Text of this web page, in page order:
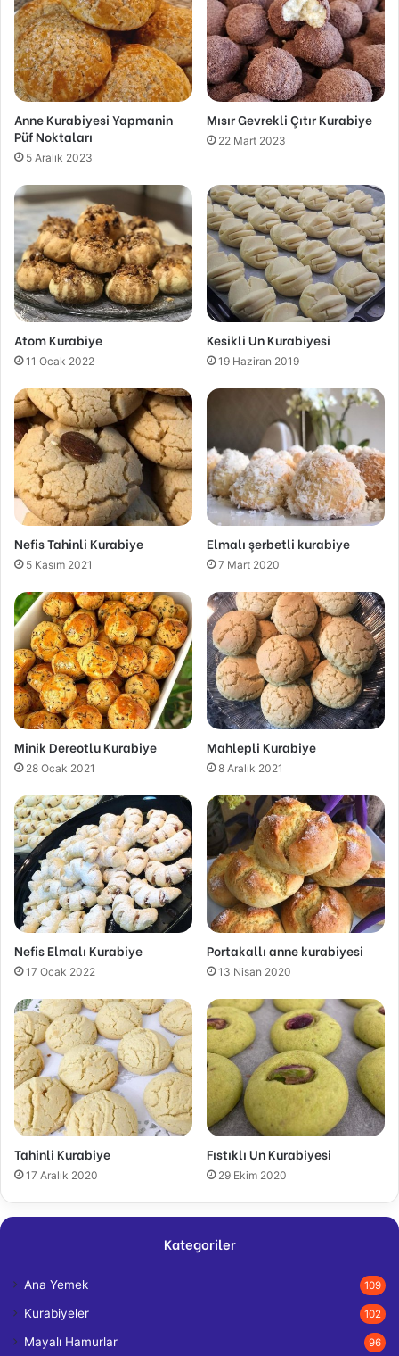
Anne Kurabiyesi Yapmanin
Püf Noktaları
5 Aralık 2023
Mısır Gevrekli Çıtır Kurabiye
22 Mart 2023
Atom Kurabiye
11 Ocak 2022
Kesikli Un Kurabiyesi
19 Haziran 2019
Nefis Tahinli Kurabiye
5 Kasım 2021
Elmalı şerbetli kurabiye
7 Mart 2020
Minik Dereotlu Kurabiye
28 Ocak 2021
Mahlepli Kurabiye
8 Aralık 2021
Nefis Elmalı Kurabiye
17 Ocak 2022
Portakallı anne kurabiyesi
13 Nisan 2020
Tahinli Kurabiye
17 Aralık 2020
Fıstıklı Un Kurabiyesi
29 Ekim 2020
Kategoriler
Ana Yemek 109
Kurabiyeler 102
Mayalı Hamurlar 96